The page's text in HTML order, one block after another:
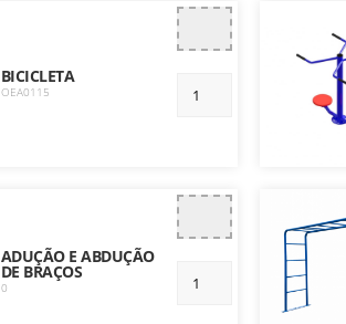
BICICLETA
OEA0115
ADUÇÃO E ABDUÇÃO
DE BRAÇOS
0